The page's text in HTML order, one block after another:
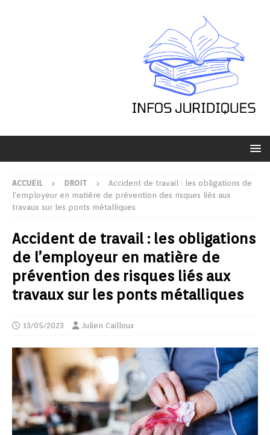
ACCUEIL DROIT
Accident de travail : les obligations de
l’employeur en matière de prévention des risques liés aux
travaux sur les ponts métalliques
Accident de travail : les obligations
de l’employeur en matière de
prévention des risques liés aux
travaux sur les ponts métalliques
13/05/2023 Julien Cailloux